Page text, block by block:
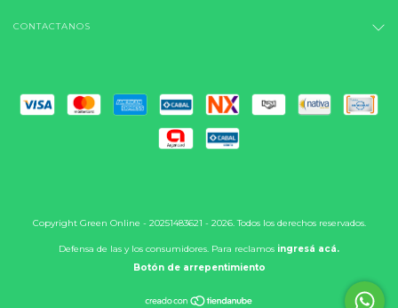
CONTACTANOS
Copyright Green Online - 20251483621 - 2026. Todos los derechos reservados.
Defensa de las y los consumidores. Para reclamos ingresá acá.
Botón de arrepentimiento